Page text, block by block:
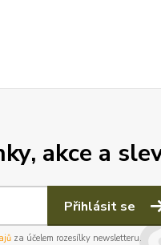
akce a
Přihlásit se
za účelem rozesílky newsletteru.